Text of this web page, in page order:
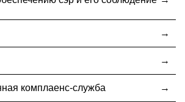
комплаенс-служба